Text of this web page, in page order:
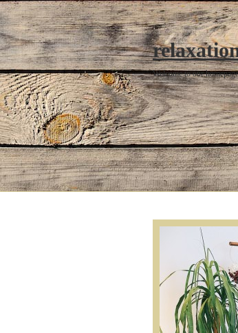
Welcome to our homepage